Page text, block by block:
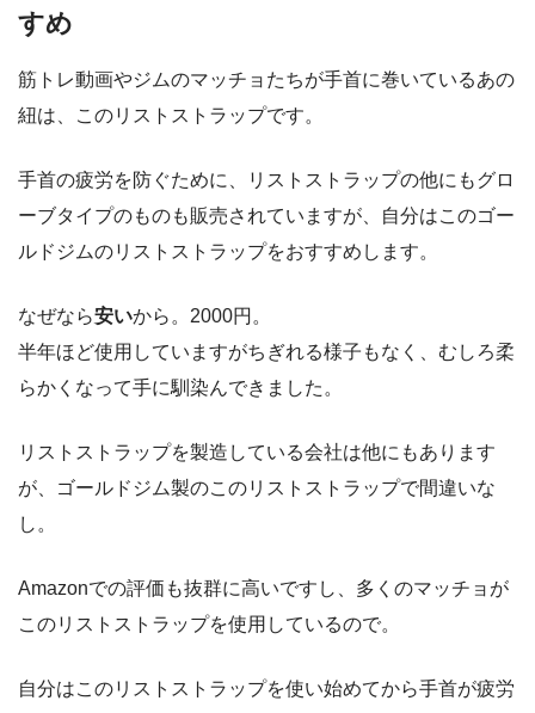
すめ
筋トレ動画やジムのマッチョたちが手首に巻いているあの
紐は、このリストストラップです。
手首の疲労を防ぐために、リストストラップの他にもグロ
ーブタイプのものも販売されていますが、自分はこのゴー
ルドジムのリストストラップをおすすめします。
なぜなら安いから。2000円。
半年ほど使用していますがちぎれる様子もなく、むしろ柔
らかくなって手に馴染んできました。
リストストラップを製造している会社は他にもあります
が、ゴールドジム製のこのリストストラップで間違いな
し。
Amazonでの評価も抜群に高いですし、多くのマッチョが
このリストストラップを使用しているので。
自分はこのリストストラップを使い始めてから手首が疲労